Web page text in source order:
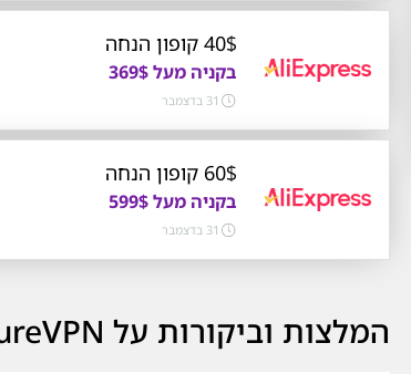
40$ קופון הנחה
בקניה מעל 369$
31 בדצמבר
60$ קופון הנחה
בקניה מעל 599$
31 בדצמבר
המלצות וביקורות על PureVPN